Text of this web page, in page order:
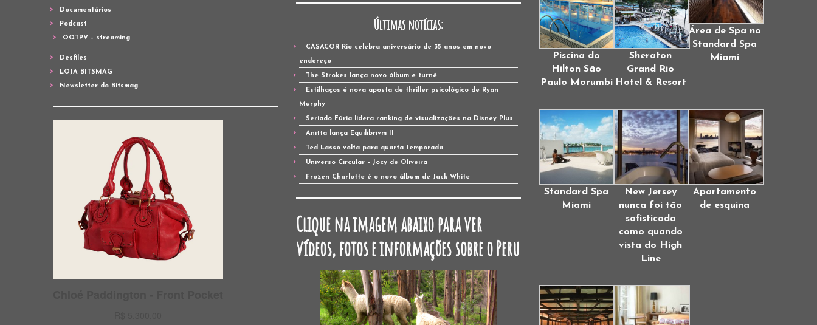
Documentários
Podcast
OQTPV – streaming
Desfiles
LOJA BITSMAG
Newsletter do Bitsmag
Últimas notícias:
CASACOR Rio celebra aniversário de 35 anos em novo
endereço
The Strokes lança novo álbum e turnê
Estilhaços é nova aposta de thriller psicológico de Ryan
Murphy
Seriado Fúria lidera ranking de visualizações na Disney Plus
Anitta lança Equilibrivm II
Ted Lasso volta para quarta temporada
Universo Circular – Jocy de Oliveira
Frozen Charlotte é o novo álbum de Jack White
Clique na imagem abaixo para ver
vídeos, fotos e informações sobre o Peru
Piscina do
Hilton São
Paulo Morumbi
Sheraton
Grand Rio
Hotel & Resort
Área de Spa no
Standard Spa
Miami
Standard Spa
Miami
New Jersey
nunca foi tão
sofisticada
como quando
vista do High
Line
Apartamento
de esquina